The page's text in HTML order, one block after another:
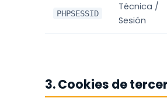
PHPSESSID
Técnica /
Sesión
3. Cookies de